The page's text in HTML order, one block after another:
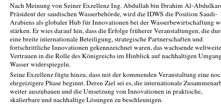
Nach Meinung von Seiner Exzellenz Ing. Abdullah bin Ibrahim Al-
Präsident der saudischen Wasserbehörde, wird die IDWS die Position Saudi-
Arabiens als globaler Hub für Innovationen bei der Wasserbewirtschaftung
stärken. Er wies darauf hin, dass die Erfolge früherer Veranstaltungen, die
eine breite internationale Beteiligung, strategische Partnerschaften und
fortschrittliche Innovationen gekennzeichnet waren, das wachsende weltweite
Vertrauen in die Rolle des Königreichs im Hinblick auf nachhaltigen
Wasser widerspiegeln.
Seine Exzellenz fügte hinzu, dass mit der kommenden Veranstaltung eine
ehrgeizigere Phase beginnt. Deren Ziel sei es, die internationale
weiter auszubauen und die Umsetzung von Innovationen in praktische,
skalierbare und nachhaltige Lösungen zu beschleunigen.